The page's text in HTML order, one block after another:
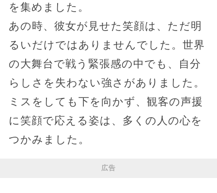
を集めました。
あの時、彼女が見せた笑顔は、ただ明
るいだけではありませんでした。世界
の大舞台で戦う緊張感の中でも、自分
らしさを失わない強さがありました。
ミスをしても下を向かず、観客の声援
に笑顔で応える姿は、多くの人の心を
つかみました。
広告